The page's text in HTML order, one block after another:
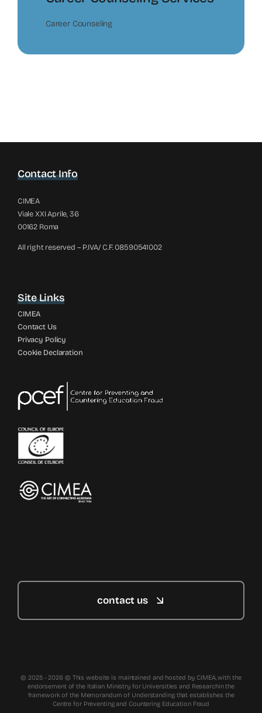
Career Counseling
Contact Info
CIMEA
Viale XXI Aprile, 36
00162 Roma
All right reserved – P.IVA/ C.F. 08590541002
Site Links
CIMEA
Contact Us
Privacy Policy
Cookie Declaration
contact us
© 2025 - 2026 © This website is maintained and hosted by CIMEA, with the
endorsement of the Italian Ministry for Universities and Researchin the
framework of the Memorandum of Understanding that establishes the
Centre for Preventing and Countering Education Fraud